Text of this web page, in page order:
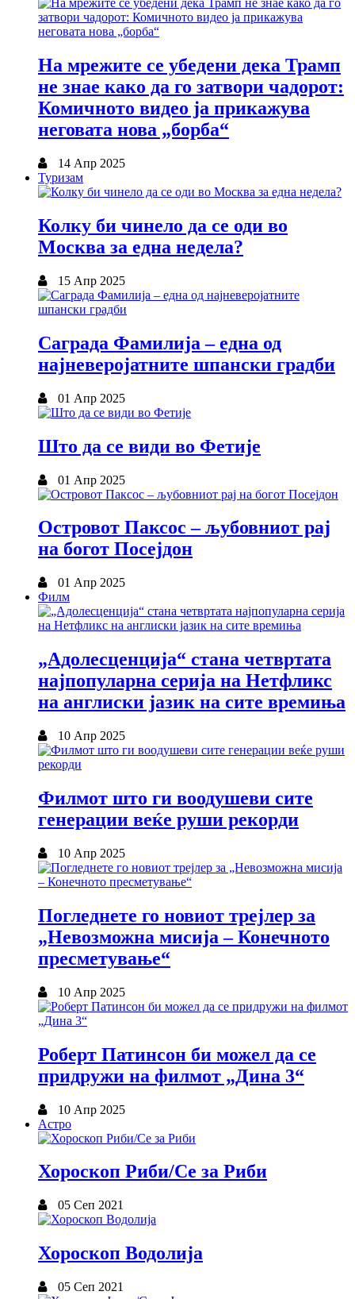
На мрежите се убедени дека Трамп
не знае како да го затвори чадорот:
Комичното видео ја прикажува
неговата нова „борба“
14 Апр 2025
Туризам
Колку би чинело да се оди во
Москва за една недела?
15 Апр 2025
Саграда Фамилија – една од
најневеројатните шпански градби
01 Апр 2025
Што да се види во Фетије
01 Апр 2025
Островот Паксос – љубовниот рај
на богот Посејдон
01 Апр 2025
Филм
„Адолесценција“ стана четвртата
најпопуларна серија на Нетфликс
на англиски јазик на сите времиња
10 Апр 2025
Филмот што ги воодушеви сите
генерации веќе руши рекорди
10 Апр 2025
Погледнете го новиот трејлер за
„Невозможна мисија – Конечното
пресметување“
10 Апр 2025
Роберт Патинсон би можел да се
придружи на филмот „Дина 3“
10 Апр 2025
Астро
Хороскоп Риби/Се за Риби
05 Сеп 2021
Хороскоп Водолија
05 Сеп 2021